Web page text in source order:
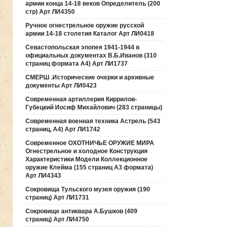
армии конца 14-18 веков Определитель (200
стр) Арт ЛИ4350
Ручное огнестрельное оружие русской
армии 14-18 столетия Каталог Арт ЛИ0418
Севастопольская эпопея 1941-1944 в
официальных документах В.Б.Иванов (310
страниц формата А4) Арт ЛИ1737
СМЕРШ .Исторические очерки и архивные
документы Арт ЛИ0423
Современная артиллерия Киррилов-
Губецкий Иосиф Михайлович (283 страницы)
Современная военная техника Астрель (543
страниц, А4) Арт ЛИ1742
Современное ОХОТНИЧЬЕ ОРУЖИЕ МИРА
Огнестрельное и холодное Конструкция
Характеристики Модели Коллекционное
оружие Клейма (155 страниц А3 формата)
Арт ЛИ4343
Сокровища Тульского музея оружия (190
cтраниц) Арт ЛИ1731
Сокровище антиквара А.Бушков (409
страниц) Арт ЛИ4750